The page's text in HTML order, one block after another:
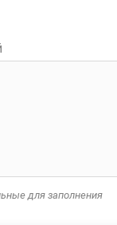
для заполнения